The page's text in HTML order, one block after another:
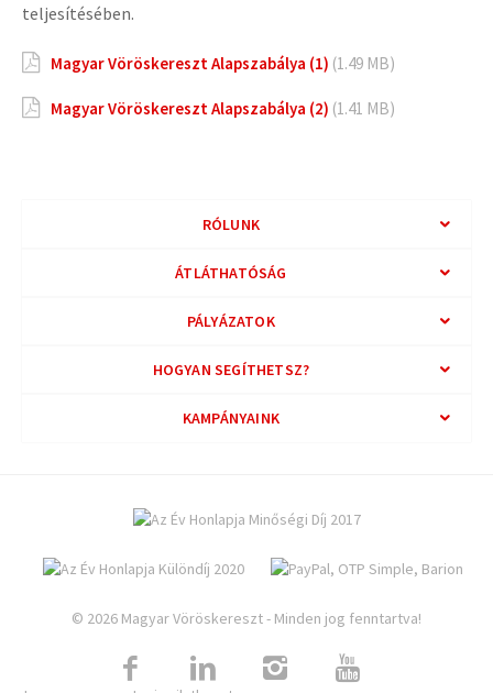
teljesítésében.
Magyar Vöröskereszt Alapszabálya (1) (1.49 MB)
Magyar Vöröskereszt Alapszabálya (2) (1.41 MB)
RÓLUNK
ÁTLÁTHATÓSÁG
PÁLYÁZATOK
HOGYAN SEGÍTHETSZ?
KAMPÁNYAINK
© 2026 Magyar Vöröskereszt - Minden jog fenntartva!